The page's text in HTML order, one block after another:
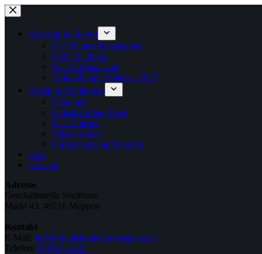
Zum
Inhalt
springenMusicals & Shows
Der Räuber Hotzenplotz
FOOTLOOSE
Das Emsland singt
Ankündigung Spielzeit 2027
Verein & Produktion
Über uns
Künstlerisches Team
Gast-Solisten
Stück-Archiv
Förderverein und Partner
FAQ
Kontakt
Adresse
Geschäftsstelle Stadthaus
Markt 43, 49716 Meppen
Kontakt
E-Mail: info@freilichtbuehne-meppen.de
Telefon: 05931/12825